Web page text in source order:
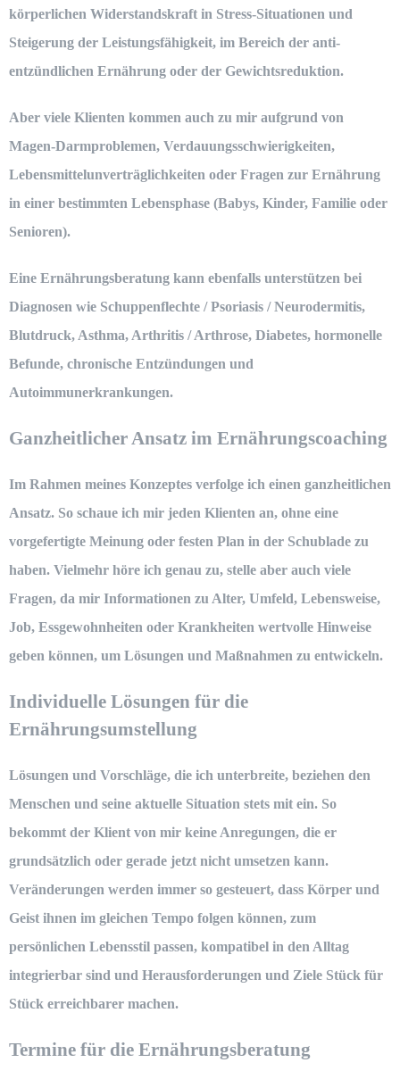
körperlichen Widerstandskraft in Stress-Situationen und
Steigerung der Leistungsfähigkeit, im Bereich der anti-
entzündlichen Ernährung oder der Gewichtsreduktion.
Aber viele Klienten kommen auch zu mir aufgrund von
Magen-Darmproblemen, Verdauungsschwierigkeiten,
Lebensmittelunverträglichkeiten oder Fragen zur Ernährung
in einer bestimmten Lebensphase (Babys, Kinder, Familie oder
Senioren).
Eine Ernährungsberatung kann ebenfalls unterstützen bei
Diagnosen wie Schuppenflechte / Psoriasis / Neurodermitis,
Blutdruck, Asthma, Arthritis / Arthrose, Diabetes, hormonelle
Befunde, chronische Entzündungen und
Autoimmunerkrankungen.
Ganzheitlicher Ansatz im Ernährungscoaching
Im Rahmen meines Konzeptes verfolge ich einen ganzheitlichen
Ansatz. So schaue ich mir jeden Klienten an, ohne eine
vorgefertigte Meinung oder festen Plan in der Schublade zu
haben. Vielmehr höre ich genau zu, stelle aber auch viele
Fragen, da mir Informationen zu Alter, Umfeld, Lebensweise,
Job, Essgewohnheiten oder Krankheiten wertvolle Hinweise
geben können, um Lösungen und Maßnahmen zu entwickeln.
Individuelle Lösungen für die
Ernährungsumstellung
Lösungen und Vorschläge, die ich unterbreite, beziehen den
Menschen und seine aktuelle Situation stets mit ein. So
bekommt der Klient von mir keine Anregungen, die er
grundsätzlich oder gerade jetzt nicht umsetzen kann.
Veränderungen werden immer so gesteuert, dass Körper und
Geist ihnen im gleichen Tempo folgen können, zum
persönlichen Lebensstil passen, kompatibel in den Alltag
integrierbar sind und Herausforderungen und Ziele Stück für
Stück erreichbarer machen.
Termine für die Ernährungsberatung